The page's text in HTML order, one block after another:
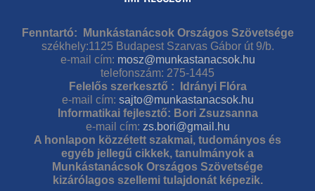
Fenntartó: Munkástanácsok Országos Szövetsége
székhely:1125 Budapest Szarvas Gábor út 9/b.
e-mail cím: mosz@munkastanacsok.hu
telefonszám: 275-1445
Felelős szerkesztő : Idrányi Flóra
e-mail cím: sajto@munkastanacsok.hu
Informatikai fejlesztő: Bori Zsuzsanna
e-mail cím: zs.bori@gmail.hu
A honlapon közzétett szakmai, tudományos és
egyéb jellegű cikkek, tanulmányok a
Munkástanácsok Országos Szövetsége
kizárólagos szellemi tulajdonát képezik.